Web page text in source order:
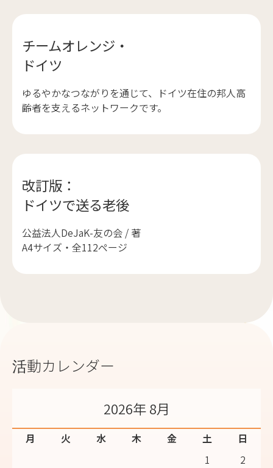
チームオレンジ・
ドイツ
ゆるやかなつながりを通じて、ドイツ在住の邦人高
齢者を支えるネットワークです。
改訂版：
ドイツで送る老後
公益法人DeJaK-友の会 / 著
A4サイズ・全112ページ
活動カレンダー
2026年 8月
月 火 水 木 金 土
日
1
2